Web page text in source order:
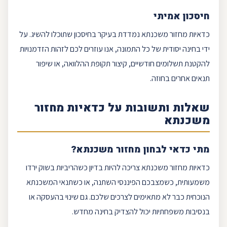
חיסכון אמיתי
כדאיות מחזור משכנתא נמדדת בעיקר בחיסכוןשתוכלו להשיג. על
ידי בחינה יסודית של כל התמונה, אנו עוזרים לכם לזהות הזדמנויות
להקטנת תשלומים חודשיים, קיצור תקופת ההלוואה, או שיפור
תנאים אחרים בחוזה.
שאלות ותשובות על כדאיות מחזור
משכנתא
מתי כדאי לבחון מחזור משכנתא?
כדאיות מחזור משכנתא צריכה להיות בדיון כשהריביות בשוק ירדו
משמעותית, כשמצבכם הפיננסי השתנה, או כשתנאי המשכנתא
הנוכחית כבר לא מתאימים לצרכים שלכם. גם שינוי בהעסקה או
בנסיבות משפחתיות יכול להצדיק בחינה מחדש.